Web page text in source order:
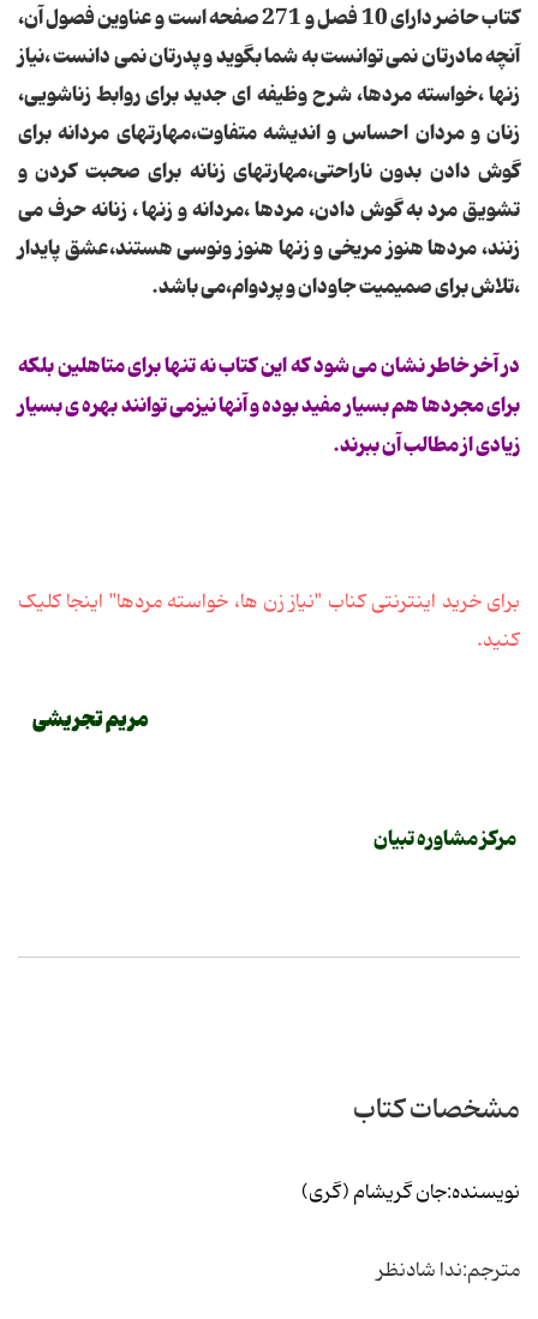
کتاب حاضر دارای 10 فصل و 271 صفحه است و عناوین فصول آن،
آنچه مادرتان نمی توانست به شما بگوید و پدرتان نمی دانست ،نیاز
زنها ،خواسته مردها، شرح وظیفه ای جدید برای روابط زناشویی،
زنان و مردان احساس و اندیشه متفاوت،مهارتهای مردانه برای
گوش دادن بدون ناراحتی،مهارتهای زنانه برای صحبت کردن و
تشویق مرد به گوش دادن، مردها ،مردانه و زنها ، زنانه حرف می
زنند، مردها هنوز مریخی و زنها هنوز ونوسی هستند،عشق پایدار
،تلاش برای صمیمیت جاودان و پردوام،می باشد.
در آخر خاطر نشان می شود که این کتاب نه تنها برای متاهلین بلکه
برای مجردها هم بسیار مفید بوده و آنها نیزمی توانند بهره ی بسیار
زیادی از مطالب آن ببرند.
برای خرید اینترنتی کناب "نیاز زن ها، خواسته مردها" اینجا کلیک
کنید.
مریم تجریشی
مرکز مشاوره تبیان
مشخصات کتاب
نویسنده:جان گریشام (گری)
مترجم:ندا شادنظر